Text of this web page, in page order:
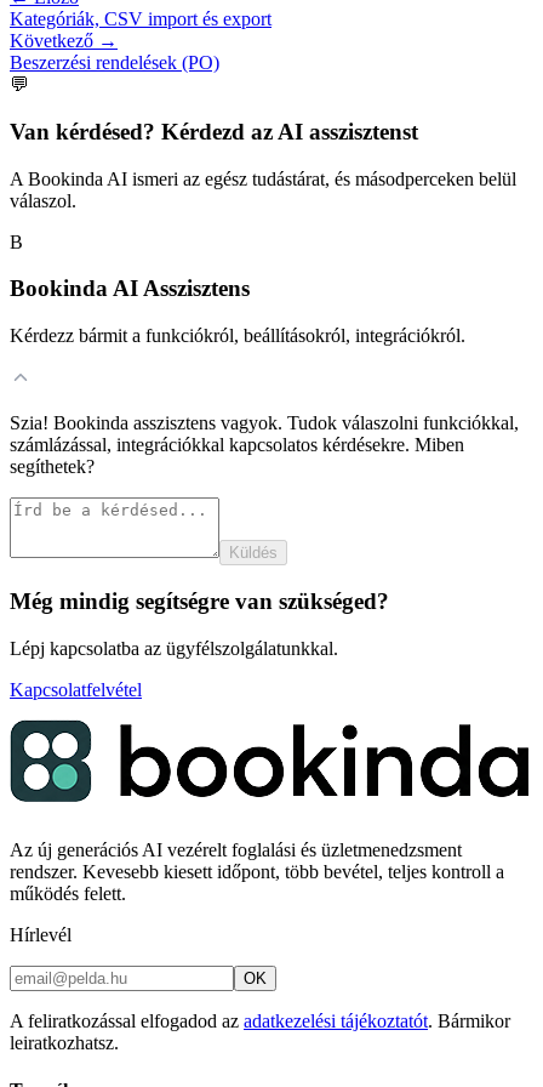
Kategóriák, CSV import és export
Következő →
Beszerzési rendelések (PO)
💬
Van kérdésed? Kérdezd az AI asszisztenst
A Bookinda AI ismeri az egész tudástárat, és másodperceken belül
válaszol.
B
Bookinda AI Asszisztens
Kérdezz bármit a funkciókról, beállításokról, integrációkról.
Szia! Bookinda asszisztens vagyok. Tudok válaszolni funkciókkal,
számlázással, integrációkkal kapcsolatos kérdésekre. Miben
segíthetek?
Küldés
Még mindig segítségre van szükséged?
Lépj kapcsolatba az ügyfélszolgálatunkkal.
Kapcsolatfelvétel
Az új generációs AI vezérelt foglalási és üzletmenedzsment
rendszer. Kevesebb kiesett időpont, több bevétel, teljes kontroll a
működés felett.
Hírlevél
OK
A feliratkozással elfogadod az adatkezelési tájékoztatót. Bármikor
leiratkozhatsz.